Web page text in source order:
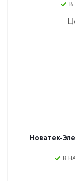
В
Новатек-
В